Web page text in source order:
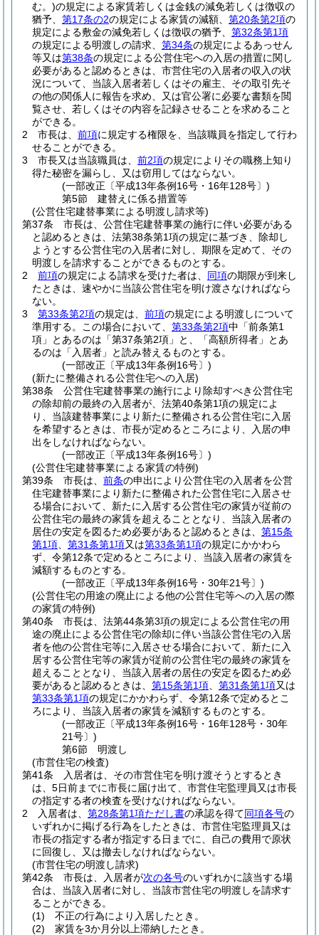
む。)の規定による家賃若しくは金銭の減免若しくは徴収の
猶予、 第17条の2の規定による家賃の減額、 第20条第2項の
規定による敷金の減免若しくは徴収の猶予、 第32条第1項
の規定による明渡しの請求、 第34条の規定によるあっせん
等又は第38条の規定による公営住宅への入居の措置に関し
必要があると認めるときは、市営住宅の入居者の収入の状
況について、当該入居者若しくはその雇主、その取引先そ
の他の関係人に報告を求め、又は官公署に必要な書類を閲
覧させ、若しくはその内容を記録させることを求めること
ができる。
2
市長は、 前項に規定する権限を、当該職員を指定して行わ
せることができる。
3
市長又は当該職員は、 前2項の規定によりその職務上知り
得た秘密を漏らし、又は窃用してはならない。
(一部改正〔平成13年条例16号・16年128号〕)
第5節
建替えに係る措置等
(公営住宅建替事業による明渡し請求等)
第37条
市長は、公営住宅建替事業の施行に伴い必要がある
と認めるときは、法第38条第1項の規定に基づき、除却し
ようとする公営住宅の入居者に対し、期限を定めて、その
明渡しを請求することができるものとする。
2
前項の規定による請求を受けた者は、 同項の期限が到来し
たときは、速やかに当該公営住宅を明け渡さなければなら
ない。
3
第33条第2項の規定は、 前項の規定による明渡しについて
準用する。
この場合において、 第33条第2項中「前条第1
項」とあるのは「第37条第2項」と、「高額所得者」とあ
るのは「入居者」と読み替えるものとする。
(一部改正〔平成13年条例16号〕)
(新たに整備される公営住宅への入居)
第38条
公営住宅建替事業の施行により除却すべき公営住宅
の除却前の最終の入居者が、法第40条第1項の規定によ
り、当該建替事業により新たに整備される公営住宅に入居
を希望するときは、市長が定めるところにより、入居の申
出をしなければならない。
(一部改正〔平成13年条例16号〕)
(公営住宅建替事業による家賃の特例)
第39条
市長は、 前条の申出により公営住宅の入居者を公営
住宅建替事業により新たに整備された公営住宅に入居させ
る場合において、新たに入居する公営住宅の家賃が従前の
公営住宅の最終の家賃を超えることとなり、当該入居者の
居住の安定を図るため必要があると認めるときは、 第15条
第1項
第31条第1項又は第33条第1項の規定にかかわら
ず、令第12条で定めるところにより、当該入居者の家賃を
減額するものとする。
(一部改正〔平成13年条例16号・30年21号〕)
(公営住宅の用途の廃止による他の公営住宅等への入居の際
の家賃の特例)
第40条
市長は、法第44条第3項の規定による公営住宅の用
途の廃止による公営住宅の除却に伴い当該公営住宅の入居
者を他の公営住宅等に入居させる場合において、新たに入
居する公営住宅等の家賃が従前の公営住宅の最終の家賃を
超えることとなり、当該入居者の居住の安定を図るため必
要があると認めるときは、 第15条第1項 第31条第1項又は
第33条第1項の規定にかかわらず、令第12条で定めるとこ
ろにより、当該入居者の家賃を減額するものとする。
(一部改正〔平成13年条例16号・16年128号・30年
21号〕)
第6節
明渡し
(市営住宅の検査)
第41条
入居者は、その市営住宅を明け渡そうとするとき
は、5日前までに市長に届け出て、市営住宅監理員又は市長
の指定する者の検査を受けなければならない。
2
入居者は、 第28条第1項ただし書の承認を得て同項各号の
いずれかに掲げる行為をしたときは、市営住宅監理員又は
市長の指定する者が指定する日までに、自己の費用で原状
に回復し、又は撤去しなければならない。
(市営住宅の明渡し請求)
第42条
市長は、入居者が次の各号のいずれかに該当する場
合は、当該入居者に対し、当該市営住宅の明渡しを請求す
ることができる。
(1)
不正の行為により入居したとき。
(2)
家賃を3か月分以上滞納したとき。